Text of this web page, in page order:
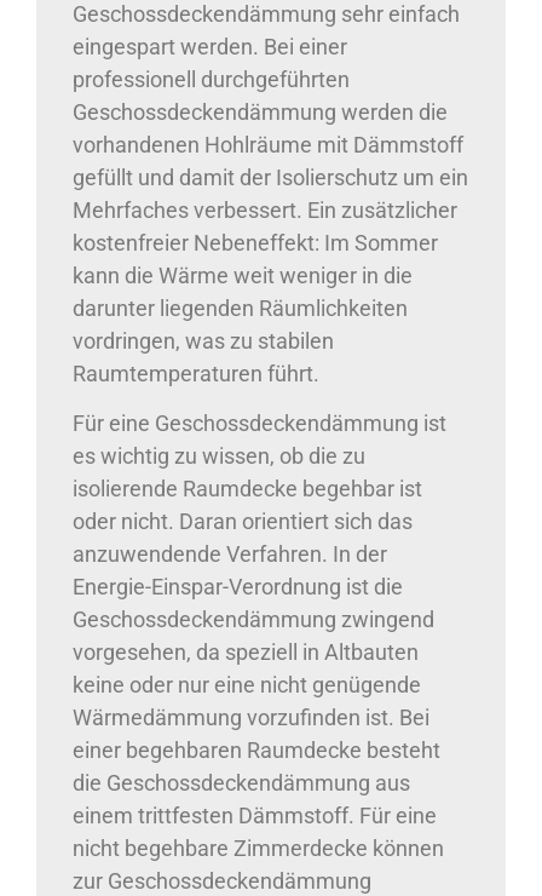
Geschossdeckendämmung sehr einfach
eingespart werden. Bei einer
professionell durchgeführten
Geschossdeckendämmung werden die
vorhandenen Hohlräume mit Dämmstoff
gefüllt und damit der Isolierschutz um ein
Mehrfaches verbessert. Ein zusätzlicher
kostenfreier Nebeneffekt: Im Sommer
kann die Wärme weit weniger in die
darunter liegenden Räumlichkeiten
vordringen, was zu stabilen
Raumtemperaturen führt.
Für eine Geschossdeckendämmung ist
es wichtig zu wissen, ob die zu
isolierende Raumdecke begehbar ist
oder nicht. Daran orientiert sich das
anzuwendende Verfahren. In der
Energie-Einspar-Verordnung ist die
Geschossdeckendämmung zwingend
vorgesehen, da speziell in Altbauten
keine oder nur eine nicht genügende
Wärmedämmung vorzufinden ist. Bei
einer begehbaren Raumdecke besteht
die Geschossdeckendämmung aus
einem trittfesten Dämmstoff. Für eine
nicht begehbare Zimmerdecke können
zur Geschossdeckendämmung